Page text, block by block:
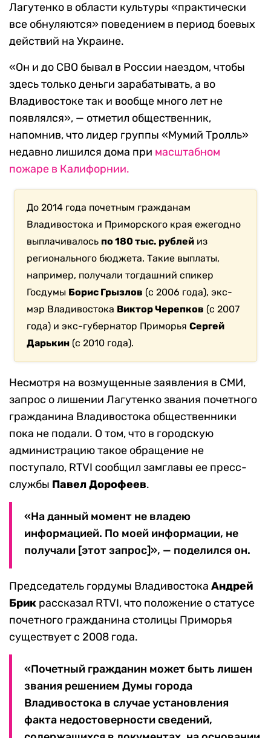
Лагутенко в области культуры «практически
все обнуляются» поведением в период боевых
действий на Украине.
«Он и до СВО бывал в России наездом, чтобы
здесь только деньги зарабатывать, а во
Владивостоке так и вообще много лет не
появлялся», — отметил общественник,
напомнив, что лидер группы «Мумий Тролль»
недавно лишился дома при масштабном
пожаре в Калифорнии.
До 2014 года почетным гражданам
Владивостока и Приморского края ежегодно
выплачивалось по 180 тыс. рублей из
регионального бюджета. Такие выплаты,
например, получали тогдашний спикер
Госдумы Борис Грызлов (с 2006 года), экс-
мэр Владивостока Виктор Черепков (с 2007
года) и экс-губернатор ПриморьяСергей
Дарькин (с 2010 года).
Несмотря на возмущенные заявления в СМИ,
запрос о лишении Лагутенко звания почетного
гражданина Владивостока общественники
пока не подали. О том, что в городскую
администрацию такое обращение не
поступало, RTVI сообщил замглавы ее пресс-
службы Павел Дорофеев.
«На данный момент не владею
информацией. По моей информации, не
получали [этот запрос]», — поделился он.
Председатель гордумы Владивостока Андрей
Брик рассказал RTVI, что положение о статусе
почетного гражданина столицы Приморья
существует с 2008 года.
«Почетный гражданин может быть лишен
звания решением Думы города
Владивостока в случае установления
факта недостоверности сведений,